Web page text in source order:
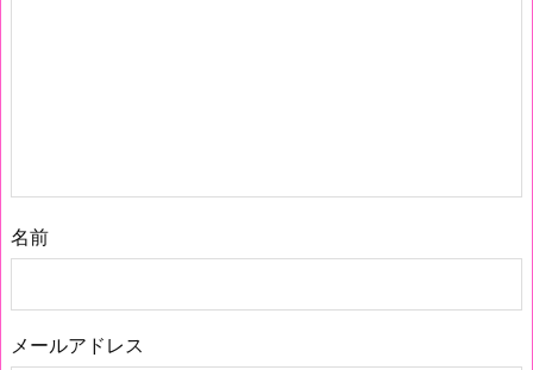
名前
メールアドレス